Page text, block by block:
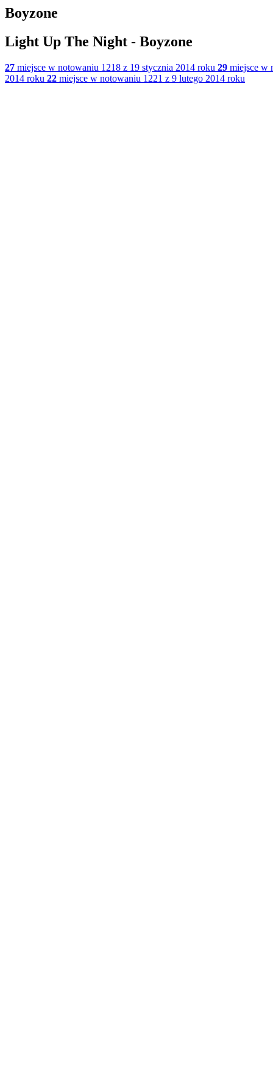
Boyzone
Light Up The Night - Boyzone
27 miejsce w notowaniu 1218 z 19 stycznia 2014 roku 29 miejsce w
2014 roku 22 miejsce w notowaniu 1221 z 9 lutego 2014 roku